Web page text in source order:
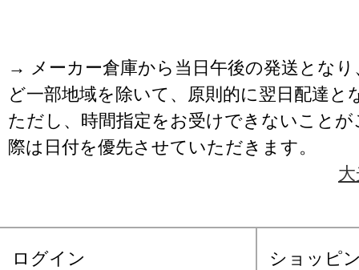
→ メーカー倉庫から当日午後の発送となり
ど一部地域を除いて、原則的に翌日配達と
ただし、時間指定をお受けできないこと
際は日付を優先させていただきます。
ログイン ショッピ